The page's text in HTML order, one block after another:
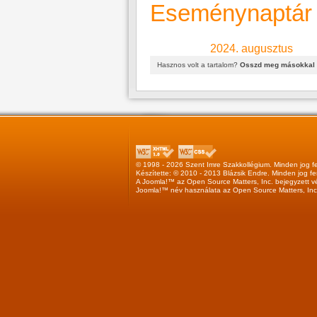
Eseménynaptár
2024. augusztus
Hasznos volt a tartalom? Osszd meg másokkal
© 1998 - 2026 Szent Imre Szakkollégium. Minden jog
Készítette: © 2010 - 2013 Blázsik Endre . Minden jog
A Joomla!™ az Open Source Matters, Inc. bejegyzett
Joomla!™ név használata az Open Source Matters,